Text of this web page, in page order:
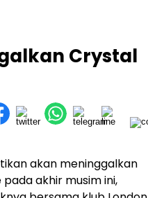
Crystal
akan meninggalkan
akhir musim ini,